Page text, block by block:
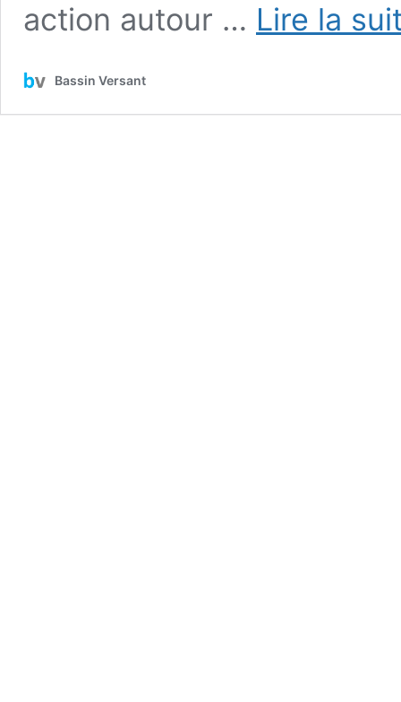
action autour … Lire la
Bassin Versant